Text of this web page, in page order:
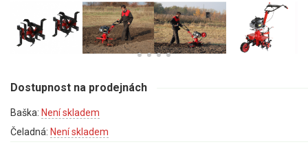
Příslušenství
Benzínové sekačky
Akumulátorové sekačky
Robotické sekačky
Dostupnost na prodejnách
Baška: Není skladem
Čeladná: Není skladem